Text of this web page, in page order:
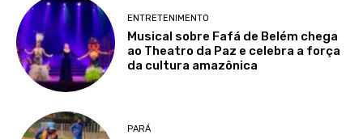
ENTRETENIMENTO
Musical sobre Fafá de Belém chega
ao Theatro da Paz e celebra a força
da cultura amazônica
PARÁ